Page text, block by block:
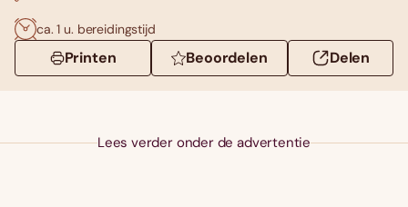
ca. 1 u. bereidingstijd
Printen Beoordelen Delen
Lees verder onder de advertentie